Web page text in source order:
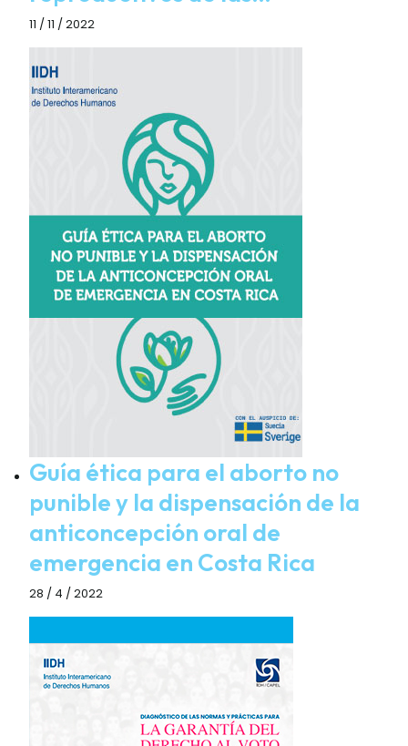
11 / 11 / 2022
Guía ética para el aborto no
punible y la dispensación de la
anticoncepción oral de
emergencia en Costa Rica
28 / 4 / 2022